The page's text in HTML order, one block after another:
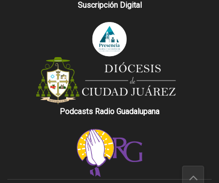
Suscripción Digital
Podcasts Radio Guadalupana